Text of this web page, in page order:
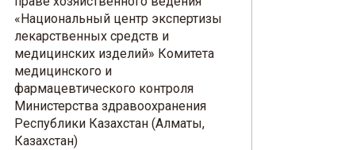
«Национальный центр экспертизы
лекарственных средств и
медицинских изделий» Комитета
медицинского и
фармацевтического контроля
Министерства здравоохранения
Республики Казахстан (Алматы,
Казахстан)